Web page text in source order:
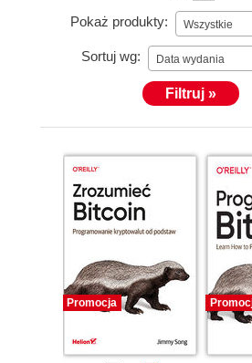
Pokaż produkty: Wszystkie
Sortuj wg: Data wydania
Filtruj »
Promocja